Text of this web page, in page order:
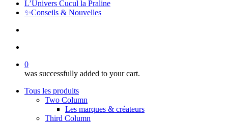
L’Univers Cucul la Praline
✨Conseils & Nouvelles
0
was successfully added to your cart.
Tous les produits
Two Column
Les marques & créateurs
Third Column